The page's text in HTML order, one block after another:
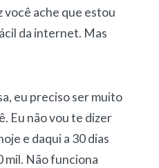
você ache que estou
da internet. Mas
eu preciso ser muito
Eu não vou te dizer
e daqui a 30 dias
mil. Não funciona